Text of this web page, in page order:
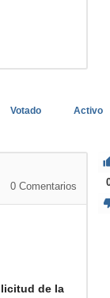
Activo
Votado
0 Comentarios
de la